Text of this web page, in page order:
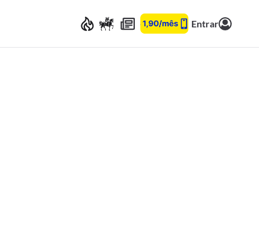
Entrar